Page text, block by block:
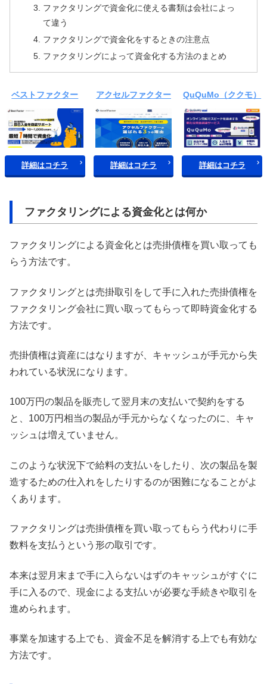
ファクタリングで資金化に使える書類は会社によっ
て違う
ファクタリングで資金化をするときの注意点
ファクタリングによって資金化する方法のまとめ
ベストファクター
詳細はコチラ
アクセルファクター
詳細はコチラ
QuQuMo（ククモ）
詳細はコチラ
ファクタリングによる資金化とは何か
ファクタリングによる資金化とは売掛債権を買い取っても
らう方法です。
ファクタリングとは売掛取引をして手に入れた売掛債権を
ファクタリング会社に買い取ってもらって即時資金化する
方法です。
売掛債権は資産にはなりますが、キャッシュが手元から失
われている状況になります。
100万円の製品を販売して翌月末の支払いで契約をする
と、100万円相当の製品が手元からなくなったのに、キャ
ッシュは増えていません。
このような状況下で給料の支払いをしたり、次の製品を製
造するための仕入れをしたりするのが困難になることがよ
くあります。
ファクタリングは売掛債権を買い取ってもらう代わりに手
数料を支払うという形の取引です。
本来は翌月末まで手に入らないはずのキャッシュがすぐに
手に入るので、現金による支払いが必要な手続きや取引を
進められます。
事業を加速する上でも、資金不足を解消する上でも有効な
方法です。